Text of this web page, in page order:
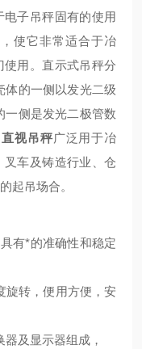
子吊秤固有的使用
使它非常适合于冶
用。直示式吊秤分
体的一侧以发光二级
一侧是发光二极管数
直视吊秤广泛用于冶
车及铸造行业、仓
起吊场合。
有*的准确性和稳定
旋转，便用方便，安
及显示器组成，